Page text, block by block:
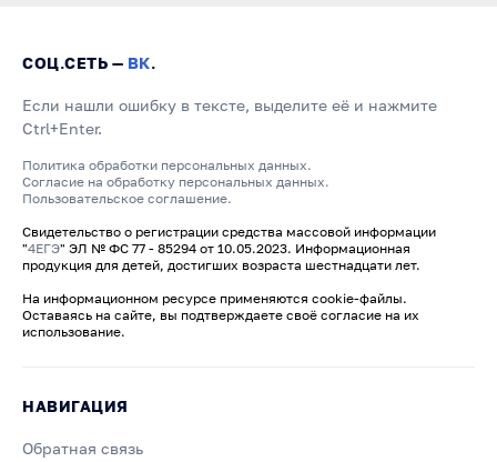
СОЦ.СЕТЬ — ВК.
Если нашли ошибку в тексте, выделите её и нажмите
Ctrl+Enter.
Политика обработки персональных данных.
Согласие на обработку персональных данных.
Пользовательское соглашение.
Свидетельство о регистрации средства массовой информации
"4ЕГЭ" ЭЛ № ФС 77 - 85294 от 10.05.2023. Информационная
продукция для детей, достигших возраста шестнадцати лет.
На информационном ресурсе применяются cookie-файлы.
Оставаясь на сайте, вы подтверждаете своё согласие на их
использование.
НАВИГАЦИЯ
Обратная связь